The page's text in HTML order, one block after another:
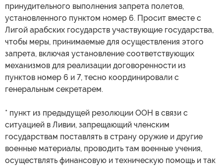
принудительного выполнения запрета полетов,
установленного пунктом номер 6. Просит вместе с
Лигой арабских государств участвующие государства,
чтобы меры, принимаемые для осуществления этого
запрета, включая установление соответствующих
механизмов для реализации договоренности из
пунктов номер 6 и 7, тесно координировали с
генеральным секретарем.
* пункт из предыдущей резолюции ООН в связи с
ситуацией в Ливии, запрещающий членским
государствам поставлять в страну оружие и другие
военные материалы, проводить там военные учения,
осуществлять финансовую и техническую помощь и так